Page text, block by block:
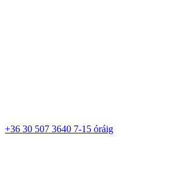
+36 30 507 3640 7-15 óráig